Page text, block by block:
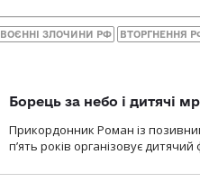
ВОЄННІ ЗЛОЧИНИ РФ ВТОРГНЕННЯ
Борець за небо і дитячі
Прикордонник Роман із
п’ять років організовує